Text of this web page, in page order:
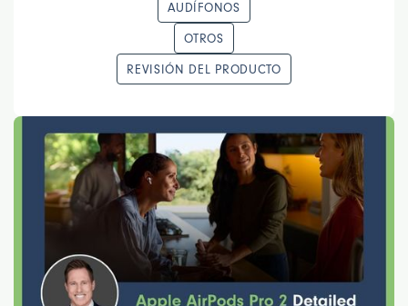
AUDÍFONOS
OTROS
REVISIÓN DEL PRODUCTO